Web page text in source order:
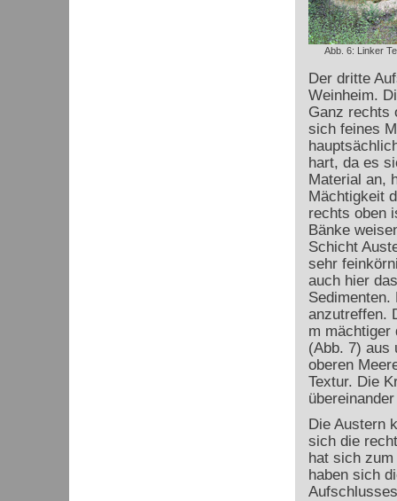
Abb. 6: Linker
Der dritte
Weinheim.
Ganz rechts
sich feines
hart, da es
Material an,
Mächtigkeit
rechts oben
Bänke
Schicht
sehr
auch hier
anzutreffen.
m mächtiger
(Abb. 7) aus
oberen
Textur. Die
Die Austern
sich die
hat sich
haben sich